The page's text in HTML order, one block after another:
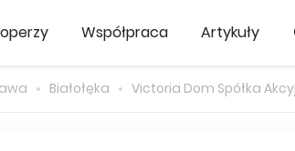
Współpraca Artykuły
Białołęka Victoria Dom Spółka